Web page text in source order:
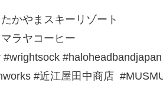
かやまスキーリゾート
ラヤコーヒー
#wrightsock #haloheadbandjapan
#近江屋田中商店